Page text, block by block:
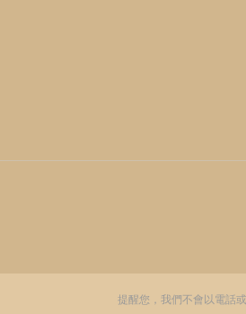
提醒您，我們不會以電話